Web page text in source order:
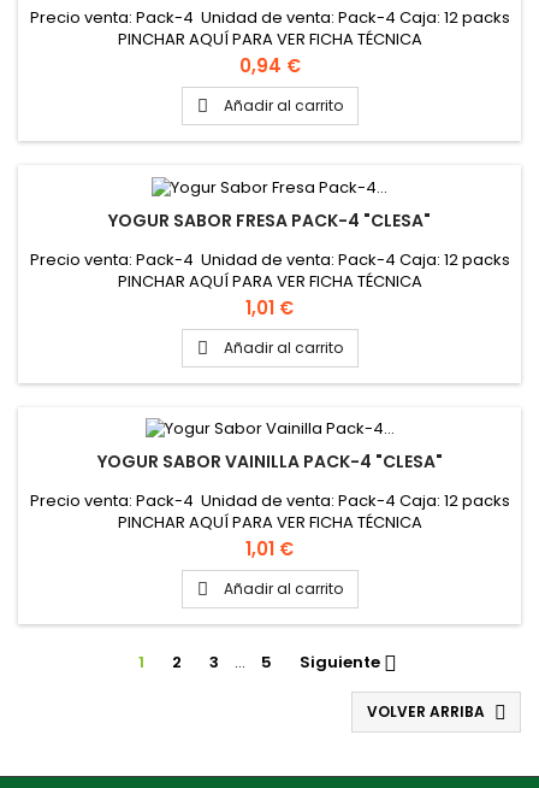
Precio venta: Pack-4 Unidad de venta: Pack-4 Caja: 12 packs
PINCHAR AQUÍ PARA VER FICHA TÉCNICA
Precio
0,94 €
 Añadir al carrito
YOGUR SABOR FRESA PACK-4 "CLESA"
Precio venta: Pack-4 Unidad de venta: Pack-4 Caja: 12 packs
PINCHAR AQUÍ PARA VER FICHA TÉCNICA
Precio
1,01 €
 Añadir al carrito
YOGUR SABOR VAINILLA PACK-4 "CLESA"
Precio venta: Pack-4 Unidad de venta: Pack-4 Caja: 12 packs
PINCHAR AQUÍ PARA VER FICHA TÉCNICA
Precio
1,01 €
 Añadir al carrito
1 2 3 … 5 Siguiente 
VOLVER ARRIBA 